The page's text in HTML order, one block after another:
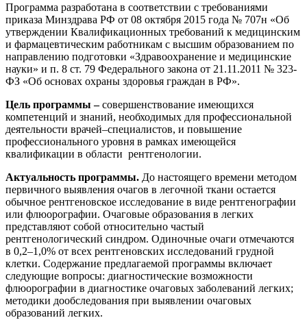
искусств
Средства массовой информации и
информативно-библиотечное дело
Управление в технических системах
Ветеринария и зоотехника
Подготовка к периодической
аккредитации
Основные Услуги
Дополнительные Услуги
Программа разработана в соответствии с требованиями
приказа Минздрава РФ от 08 октября 2015 года № 707н «Об
утверждении Квалификационных требований к медицинским
и фармацевтическим работникам с высшим образованием по
направлению подготовки «Здравоохранение и медицинские
науки» и п. 8 ст. 79 Федерального закона от 21.11.2011 № 323-
ФЗ «Об основах охраны здоровья граждан в РФ».
Цель программы –совершенствование имеющихся
компетенций и знаний, необходимых для профессиональной
деятельности врачей–специалистов, и повышение
профессионального уровня в рамках имеющейся
квалификации в области рентгенологии.
Актуальность программы. До настоящего времени методом
первичного выявления очагов в легочной ткани остается
обычное рентгеновское исследование в виде рентгенографии
или флюорографии. Очаговые образования в легких
представляют собой относительно частый
рентгенологический синдром. Одиночные очаги отмечаются
в 0,2–1,0% от всех рентгеновских исследований грудной
клетки. Содержание предлагаемой программы включает
следующие вопросы: диагностические возможности
флюорографии в диагностике очаговых заболеваний легких;
методики дообследования при выявлении очаговых
образований легких.